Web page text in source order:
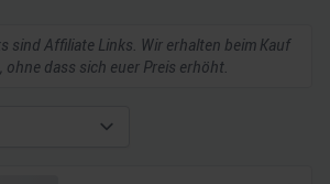
sind Affiliate Links. Wir erhalten beim Kauf
ohne dass sich euer Preis erhöht.